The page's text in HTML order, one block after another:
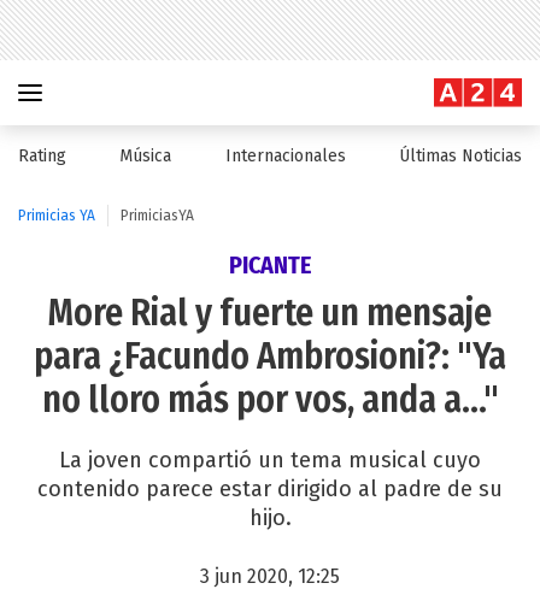
Rating Música Internacionales Últimas Noticias
Primicias YA PrimiciasYA
PICANTE
More Rial y fuerte un mensaje
para ¿Facundo Ambrosioni?: "Ya
no lloro más por vos, anda a..."
La joven compartió un tema musical cuyo
contenido parece estar dirigido al padre de su
hijo.
3 jun 2020, 12:25